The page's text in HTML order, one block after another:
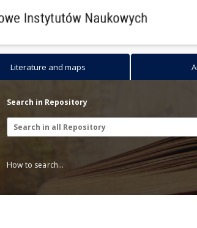
Literature and maps
Search in Repository
How to search...